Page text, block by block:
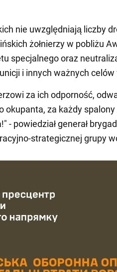
nie uwzględniają liczby
żołnierzy w pobliżu
specjalnego oraz
i innych ważnych
za ich odporność,
okupanta, za każdy spalony
- powiedział generał
strategicznej grupy